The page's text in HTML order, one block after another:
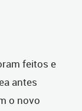
feitos e
antes
o novo